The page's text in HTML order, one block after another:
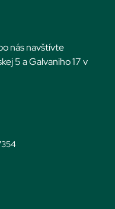
nás navštívte
5 a Galvaniho 17 v